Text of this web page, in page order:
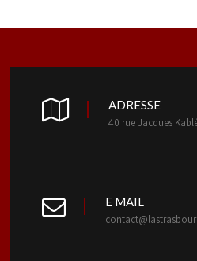
ADRESSE
40 rue Jacques
E MAIL